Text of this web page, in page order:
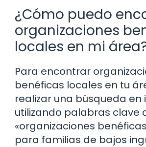
¿Cómo puedo
organizaciones
locales en mi
Para encontrar
benéficas locales en tu
realizar una búsqueda en
utilizando palabras clave
«organizaciones
para familias de bajos